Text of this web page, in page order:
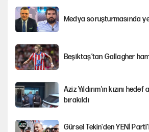
Medya soruşturmasında
Beşiktaş’tan Gallagher
Aziz Yıldırım'ın kızını
bırakıldı
Gürsel Tekin'den YENİ